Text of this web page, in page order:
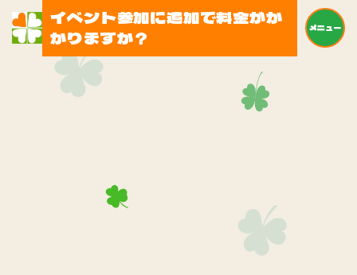
イベント参加に追加で料金がか
かりますか？
メニュー